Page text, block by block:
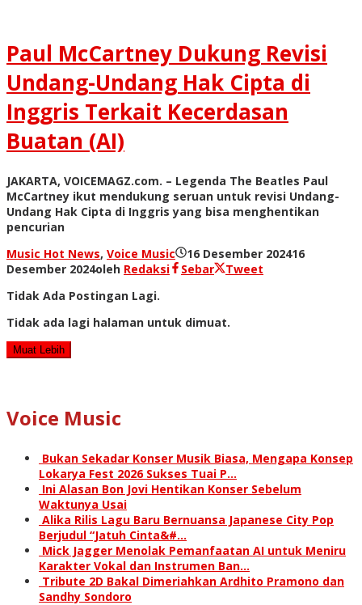
Paul McCartney Dukung Revisi
Undang-Undang Hak Cipta di
Inggris Terkait Kecerdasan
Buatan (AI)
JAKARTA, VOICEMAGZ.com. – Legenda The Beatles Paul
McCartney ikut mendukung seruan untuk revisi Undang-
Undang Hak Cipta di Inggris yang bisa menghentikan
pencurian
Music Hot News, Voice Music 16 Desember 202416
Desember 2024oleh Redaksi Sebar
Tweet
Tidak Ada Postingan Lagi.
Tidak ada lagi halaman untuk dimuat.
Muat Lebih
Voice Music
Bukan Sekadar Konser Musik Biasa, Mengapa Konsep
Lokarya Fest 2026 Sukses Tuai P…
Ini Alasan Bon Jovi Hentikan Konser Sebelum
Waktunya Usai
Alika Rilis Lagu Baru Bernuansa Japanese City Pop
Berjudul “Jatuh Cinta&#…
Mick Jagger Menolak Pemanfaatan AI untuk Meniru
Karakter Vokal dan Instrumen Ban…
Tribute 2D Bakal Dimeriahkan Ardhito Pramono dan
Sandhy Sondoro